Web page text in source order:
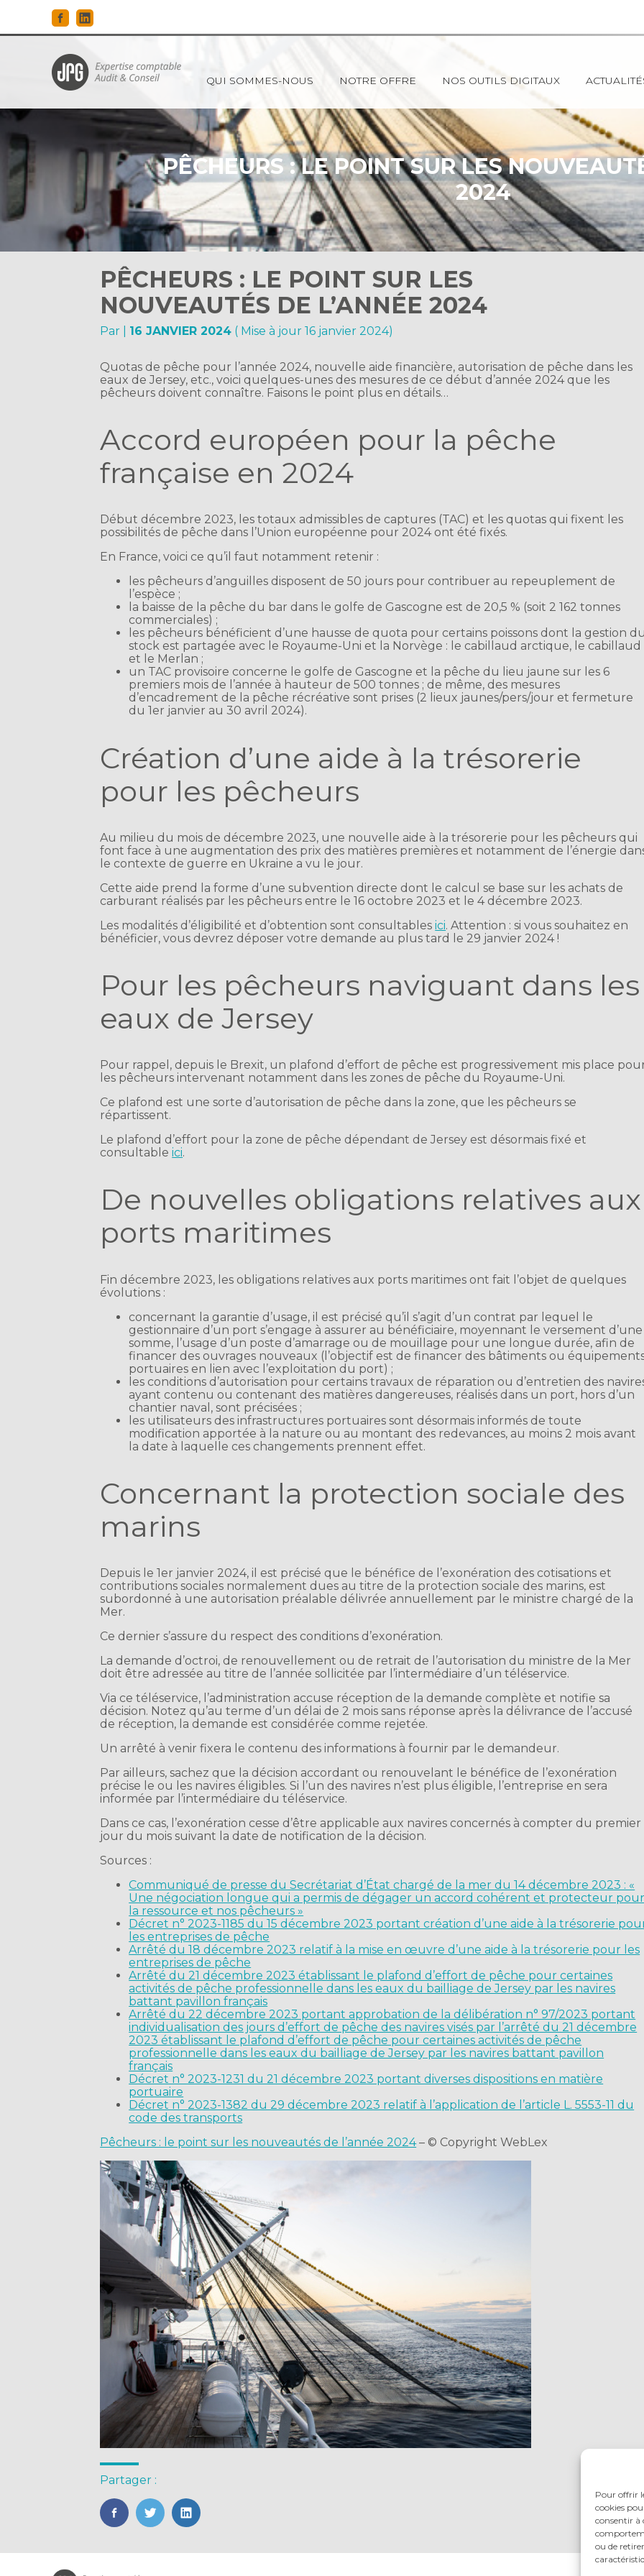
Pour offrir
cookies
consentir à
ou de
au
contenu
Principal
QUI SOMMES-NOUS NOTRE OFFRE NOS OUTILS DIGITAUX
PÊCHEURS : LE POINT SUR LES
2024
PÊCHEURS : LE POINT SUR LES
NOUVEAUTÉS DE L’ANNÉE 2024
Par 16 JANVIER 2024 ( Mise à jour 16 janvier 2024)
Quotas de pêche pour l’année 2024, nouvelle aide financière, autorisation de pêche dans les
eaux de Jersey, etc., voici quelques-unes des mesures de ce début d’année 2024 que les
pêcheurs doivent connaître. Faisons le point plus en détails…
Accord européen pour la pêche
française en 2024
Début décembre 2023, les totaux admissibles de captures (TAC) et les quotas qui fixent les
possibilités de pêche dans l’Union européenne pour 2024 ont été fixés.
En France, voici ce qu’il faut notamment retenir :
les pêcheurs d’anguilles disposent de 50 jours pour contribuer au repeuplement de
l’espèce ;
la baisse de la pêche du bar dans le golfe de Gascogne est de 20,5 % (soit 2 162 tonnes
commerciales) ;
les pêcheurs bénéficient d’une hausse de quota pour certains poissons dont la gestion
stock est partagée avec le Royaume-Uni et la Norvège : le cabillaud arctique, le cabillaud
et le Merlan ;
un TAC provisoire concerne le golfe de Gascogne et la pêche du lieu jaune sur les 6
premiers mois de l’année à hauteur de 500 tonnes ; de même, des mesures
d’encadrement de la pêche récréative sont prises (2 lieux jaunes/pers/jour et fermeture
du 1er janvier au 30 avril 2024).
Création d’une aide à la trésorerie
pour les pêcheurs
Au milieu du mois de décembre 2023, une nouvelle aide à la trésorerie pour les pêcheurs qui
font face à une augmentation des prix des matières premières et notamment de l’énergie
le contexte de guerre en Ukraine a vu le jour.
Cette aide prend la forme d’une subvention directe dont le calcul se base sur les achats de
carburant réalisés par les pêcheurs entre le 16 octobre 2023 et le 4 décembre 2023.
Les modalités d’éligibilité et d’obtention sont consultablesici. Attention : si vous souhaitez en
bénéficier, vous devrez déposer votre demande au plus tard le 29 janvier 2024 !
Pour les pêcheurs naviguant dans les
eaux de Jersey
Pour rappel, depuis le Brexit, un plafond d’effort de pêche est progressivement mis place
les pêcheurs intervenant notamment dans les zones de pêche du Royaume-Uni.
Ce plafond est une sorte d’autorisation de pêche dans la zone, que les pêcheurs se
répartissent.
Le plafond d’effort pour la zone de pêche dépendant de Jersey est désormais fixé et
consultableici.
De nouvelles obligations relatives aux
ports maritimes
Fin décembre 2023, les obligations relatives aux ports maritimes ont fait l’objet de quelques
évolutions :
concernant la garantie d’usage, il est précisé qu’il s’agit d’un contrat par lequel le
gestionnaire d’un port s’engage à assurer au bénéficiaire, moyennant le versement d’une
somme, l’usage d’un poste d’amarrage ou de mouillage pour une longue durée, afin de
financer des ouvrages nouveaux (l’objectif est de financer des bâtiments ou
portuaires en lien avec l’exploitation du port) ;
les conditions d’autorisation pour certains travaux de réparation ou d’entretien des
ayant contenu ou contenant des matières dangereuses, réalisés dans un port, hors d’un
chantier naval, sont précisées ;
les utilisateurs des infrastructures portuaires sont désormais informés de toute
modification apportée à la nature ou au montant des redevances, au moins 2 mois avant
la date à laquelle ces changements prennent effet.
Concernant la protection sociale des
marins
Depuis le 1er janvier 2024, il est précisé que le bénéfice de l’exonération des cotisations et
contributions sociales normalement dues au titre de la protection sociale des marins, est
subordonné à une autorisation préalable délivrée annuellement par le ministre chargé de la
Mer.
Ce dernier s’assure du respect des conditions d’exonération.
La demande d’octroi, de renouvellement ou de retrait de l’autorisation du ministre de la Mer
doit être adressée au titre de l’année sollicitée par l’intermédiaire d’un téléservice.
Via ce téléservice, l’administration accuse réception de la demande complète et notifie sa
décision. Notez qu’au terme d’un délai de 2 mois sans réponse après la délivrance de l’accusé
de réception, la demande est considérée comme rejetée.
Un arrêté à venir fixera le contenu des informations à fournir par le demandeur.
Par ailleurs, sachez que la décision accordant ou renouvelant le bénéfice de l’exonération
précise le ou les navires éligibles. Si l’un des navires n’est plus éligible, l’entreprise en sera
informée par l’intermédiaire du téléservice.
Dans ce cas, l’exonération cesse d’être applicable aux navires concernés à compter du premier
jour du mois suivant la date de notification de la décision.
Sources :
Communiqué de presse du Secrétariat d’État chargé de la mer du 14 décembre 2023 : «
Une négociation longue qui a permis de dégager un accord cohérent et protecteur
la ressource et nos pêcheurs »
Décret n° 2023-1185 du 15 décembre 2023 portant création d’une aide à la trésorerie
les entreprises de pêche
Arrêté du 18 décembre 2023 relatif à la mise en œuvre d’une aide à la trésorerie pour les
entreprises de pêche
Arrêté du 21 décembre 2023 établissant le plafond d’effort de pêche pour certaines
activités de pêche professionnelle dans les eaux du bailliage de Jersey par les navires
battant pavillon français
Arrêté du 22 décembre 2023 portant approbation de la délibération n° 97/2023 portant
individualisation des jours d’effort de pêche des navires visés par l’arrêté du 21 décembre
2023 établissant le plafond d’effort de pêche pour certaines activités de pêche
professionnelle dans les eaux du bailliage de Jersey par les navires battant pavillon
français
Décret n° 2023-1231 du 21 décembre 2023 portant diverses dispositions en matière
portuaire
Décret n° 2023-1382 du 29 décembre 2023 relatif à l’application de l’article L. 5553-11 du
code des transports
Pêcheurs : le point sur les nouveautés de l’année 2024– © Copyright WebLex
Partager :
FaceBook
TwitterLinkedIn